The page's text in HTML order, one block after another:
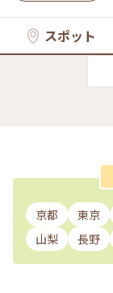
スポット
京都 東京
山梨
長野